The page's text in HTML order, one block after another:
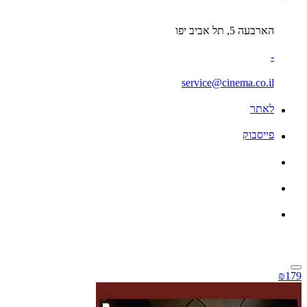
הארבעה 5, תל אביב יפו
-
service@cinema.co.il
לאתר
פייסבוק
₪179